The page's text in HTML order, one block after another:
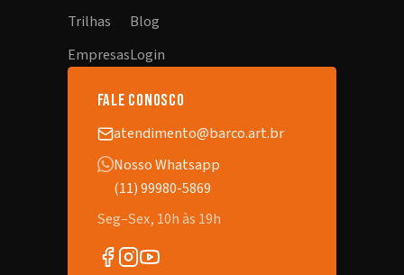
Trilhas
Empresas
Blog
Login
fale conosco
atendimento@barco.art.br
Nosso Whatsapp
(11) 99980-5869
Seg–Sex, 10h às 19h